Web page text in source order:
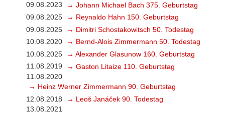
09.08.2023
→ Johann Michael Bach 375. Geburtstag
09.08.2025
→ Reynaldo Hahn 150. Geburtstag
09.08.2025
→ Dimitri Schostakowitsch 50. Todestag
10.08.2020
→ Bernd-Alois Zimmermann 50. Todestag
10.08.2025
→ Alexander Glasunow 160. Geburtstag
11.08.2019
→ Gaston Litaize 110. Geburtstag
11.08.2020
→ Heinz Werner Zimmermann 90. Geburtstag
12.08.2018
→ Leoš Janáček 90. Todestag
13.08.2021